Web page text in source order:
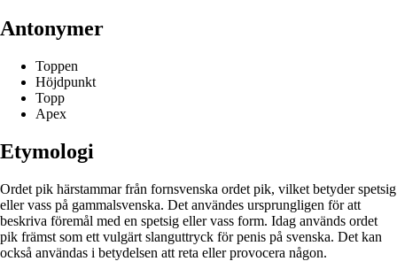
Antonymer
Toppen
Höjdpunkt
Topp
Apex
Etymologi
Ordet pik härstammar från fornsvenska ordet pik, vilket betyder spetsig
eller vass på gammalsvenska. Det användes ursprungligen för att
beskriva föremål med en spetsig eller vass form. Idag används ordet
pik främst som ett vulgärt slanguttryck för penis på svenska. Det kan
också användas i betydelsen att reta eller provocera någon.